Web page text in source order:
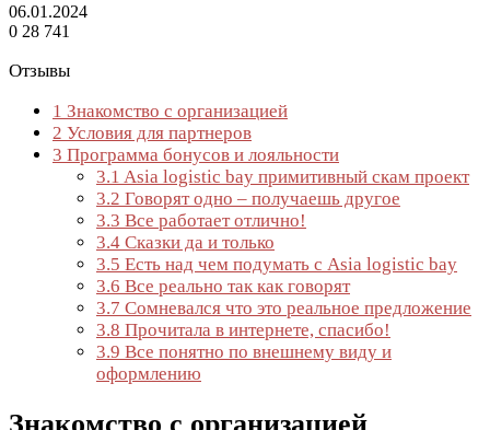
06.01.2024
0 28 741
Отзывы
1 Знакомство с организацией
2 Условия для партнеров
3 Программа бонусов и лояльности
3.1 Asia logistic bay примитивный скам проект
3.2 Говорят одно – получаешь другое
3.3 Все работает отлично!
3.4 Сказки да и только
3.5 Есть над чем подумать с Asia logistic bay
3.6 Все реально так как говорят
3.7 Сомневался что это реальное предложение
3.8 Прочитала в интернете, спасибо!
3.9 Все понятно по внешнему виду и
оформлению